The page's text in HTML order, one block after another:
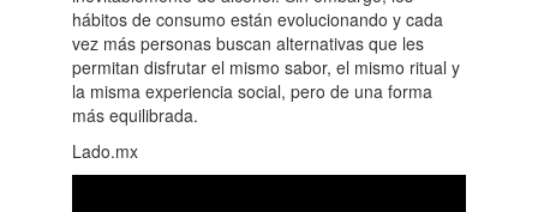
hábitos de consumo están evolucionando y cada
vez más personas buscan alternativas que les
permitan disfrutar el mismo sabor, el mismo ritual y
la misma experiencia social, pero de una forma
más equilibrada.
Lado.mx